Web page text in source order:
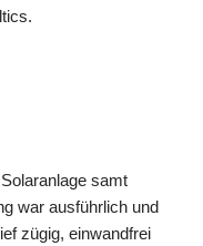
samt
war ausführlich und
zügig, einwandfrei